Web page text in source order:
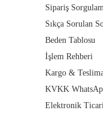
Sipariş
Sıkça Sorulan
Beden Tablosu
İşlem Rehberi
Kargo &
KVKK
Elektronik